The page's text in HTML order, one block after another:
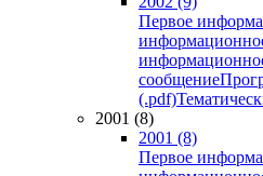
Первое
сообщение
(.pdf)
2001 (8)
2001 (8)
Первое